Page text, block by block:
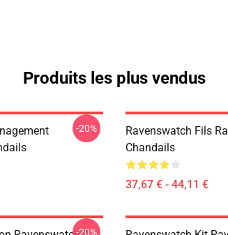
Produits les plus vendus
-20%
Ravenswatch Fils
Chandails
37,67 € - 44,11 €
-20%